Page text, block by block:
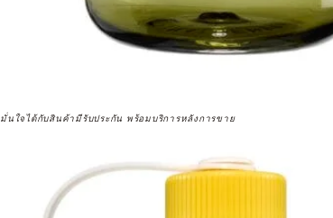
มั่นใจได้กับสินค้ามีรับประกัน พร้อมบริการหลังการขาย